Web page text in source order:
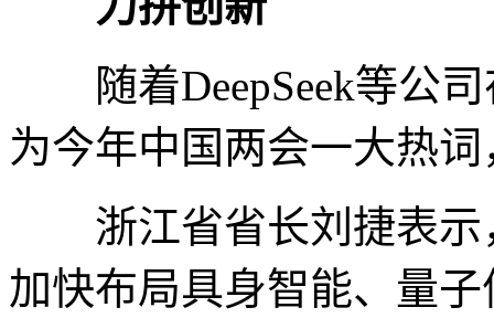
随着DeepSeek等公司
为今年中国两会一大热
浙江省省长刘捷表示
加快布局具身智能、量